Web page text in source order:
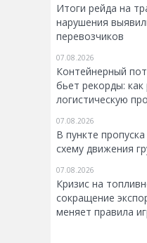
Итоги рейда на
нарушения
перевозчиков
07.08.2026
Контейнерный
бьет рекорды:
логистическую
07.08.2026
В пункте
схему движения
07.08.2026
Кризис на
сокращение
меняет правила